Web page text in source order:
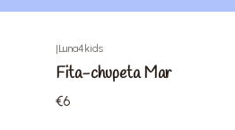
|Luna4kids
Fita-chupeta Mar
€6